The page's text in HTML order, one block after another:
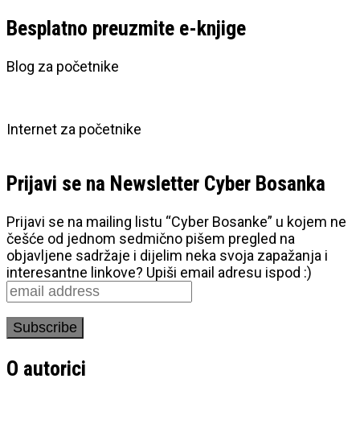
Besplatno preuzmite e-knjige
Blog za početnike
Internet za početnike
Prijavi se na Newsletter Cyber Bosanka
Prijavi se na mailing listu “Cyber Bosanke” u kojem ne
češće od jednom sedmično pišem pregled na
objavljene sadržaje i dijelim neka svoja zapažanja i
interesantne linkove? Upiši email adresu ispod :)
O autorici